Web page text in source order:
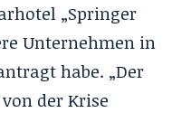
„Springer
Unternehmen in
habe. „Der
der Krise